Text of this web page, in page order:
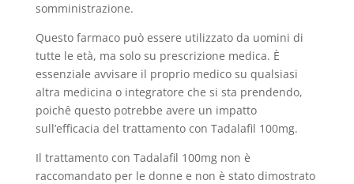
somministrazione.
Questo farmaco può essere utilizzato da uomini di
tutte le età, ma solo su prescrizione medica. È
essenziale avvisare il proprio medico su qualsiasi
altra medicina o integratore che si sta prendendo,
poichê questo potrebbe avere un impatto
sull’efficacia del trattamento con Tadalafil 100mg.
Il trattamento con Tadalafil 100mg non è
raccomandato per le donne e non è stato dimostrato